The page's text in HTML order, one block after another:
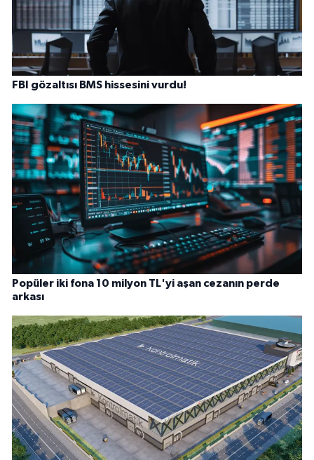
FBI gözaltısı BMS hissesini vurdu!
Popüler iki fona 10 milyon TL'yi aşan cezanın perde
arkası